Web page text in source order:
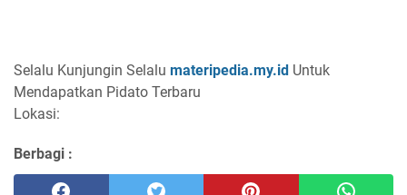
Selalu Kunjungin Selalu materipedia.my.id Untuk
Mendapatkan Pidato Terbaru
Lokasi:
Berbagi :